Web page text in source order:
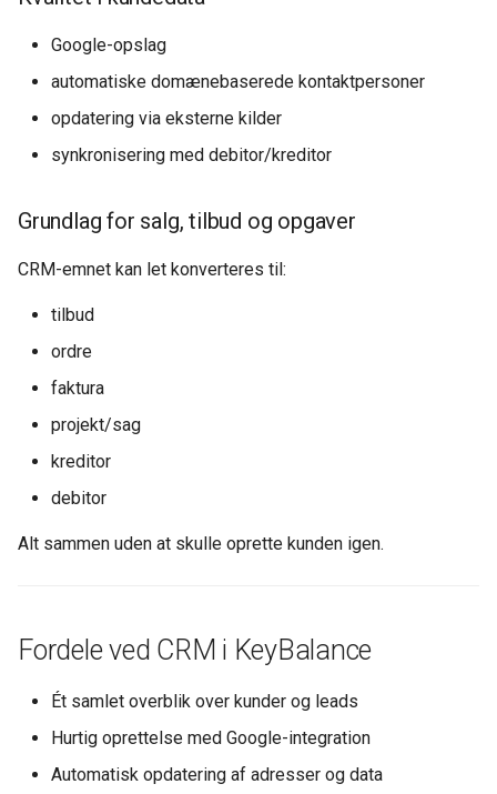
Google-opslag
automatiske domænebaserede kontaktpersoner
opdatering via eksterne kilder
synkronisering med debitor/kreditor
Grundlag for salg, tilbud og opgaver
CRM-emnet kan let konverteres til:
tilbud
ordre
faktura
projekt/sag
kreditor
debitor
Alt sammen uden at skulle oprette kunden igen.
Fordele ved CRM i KeyBalance
Ét samlet overblik over kunder og leads
Hurtig oprettelse med Google-integration
Automatisk opdatering af adresser og data